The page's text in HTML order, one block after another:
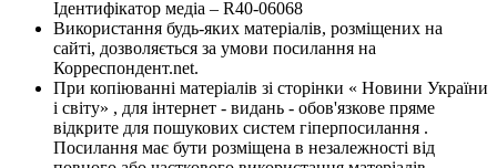
Ідентифікатор медіа – R40-06068
Використання будь-яких матеріалів, розміщених на
сайті, дозволяється за умови посилання на
Корреспондент.net.
При копіюванні матеріалів зі сторінки « Новини України
і світу» , для інтернет - видань - обов'язкове пряме
відкрите для пошукових систем гіперпосилання .
Посилання має бути розміщена в незалежності від